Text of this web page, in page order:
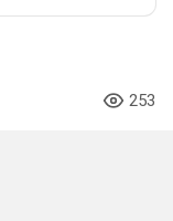
253